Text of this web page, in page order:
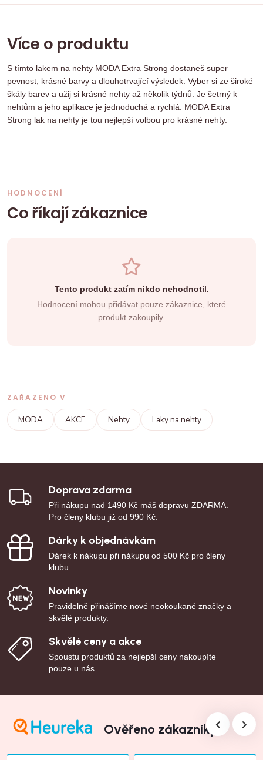
Více o produktu
S tímto lakem na nehty MODA Extra Strong dostaneš super
pevnost, krásné barvy a dlouhotrvající výsledek. Vyber si ze široké
škály barev a užij si krásné nehty až několik týdnů. Je šetrný k
nehtům a jeho aplikace je jednoduchá a rychlá. MODA Extra
Strong lak na nehty je tou nejlepší volbou pro krásné nehty.
HODNOCENÍ
Co říkají zákaznice
Tento produkt zatím nikdo nehodnotil.
Hodnocení mohou přidávat pouze zákaznice, které
produkt zakoupily.
ZAŘAZENO V
MODA AKCE Nehty Laky na nehty
Doprava zdarma
Při nákupu nad 1490 Kč máš dopravu ZDARMA.
Pro členy klubu již od 990 Kč.
Dárky k objednávkám
Dárek k nákupu při nákupu od 500 Kč pro členy
klubu.
Novinky
Pravidelně přinášíme nové neokoukané značky a
skvělé produkty.
Skvělé ceny a akce
Spoustu produktů za nejlepší ceny nakoupíte
pouze u nás.
Ověřeno zákazníky